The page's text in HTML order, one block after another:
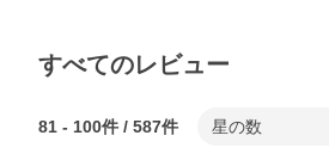
すべてのレビュー
81 - 100件 / 587件 星の数